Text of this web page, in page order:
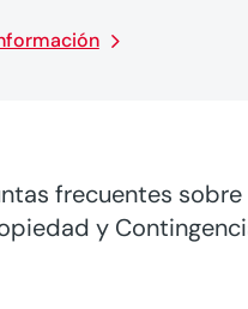
frecuentes sobre
y